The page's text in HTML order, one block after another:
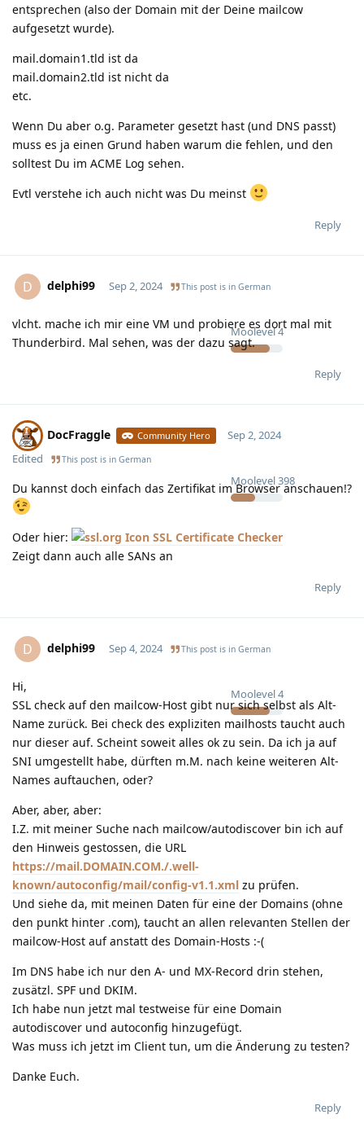
entsprechen (also der Domain mit der Deine mailcow
aufgesetzt wurde).
mail.domain1.tld ist da
mail.domain2.tld ist nicht da
etc.
Wenn Du aber o.g. Parameter gesetzt hast (und DNS passt)
muss es ja einen Grund haben warum die fehlen, und den
solltest Du im ACME Log sehen.
Evtl verstehe ich auch nicht was Du meinst
Reply
D delphi99
Moolevel4
Sep 2, 2024 This post is in German
vlcht. mache ich mir eine VM und probiere es dort mal mit
Thunderbird. Mal sehen, was der dazu sagt.
Reply
DocFraggle Community Hero
Moolevel398
Sep 2, 2024
Edited
This post is in German
Du kannst doch einfach das Zertifikat im Browser anschauen!?
Oder hier:
SSL Certificate Checker
Zeigt dann auch alle SANs an
Reply
D delphi99
Moolevel4
Sep 4, 2024 This post is in German
Hi,
SSL check auf den mailcow-Host gibt nur sich selbst als Alt-
Name zurück. Bei check des expliziten mailhosts taucht auch
nur dieser auf. Scheint soweit alles ok zu sein. Da ich ja auf
SNI umgestellt habe, dürften m.M. nach keine weiteren Alt-
Names auftauchen, oder?
Aber, aber, aber:
I.Z. mit meiner Suche nach mailcow/autodiscover bin ich auf
den Hinweis gestossen, die URL
https://mail.DOMAIN.COM./.well-
known/autoconfig/mail/config-v1.1.xml zu prüfen.
Und siehe da, mit meinen Daten für eine der Domains (ohne
den punkt hinter .com), taucht an allen relevanten Stellen der
mailcow-Host auf anstatt des Domain-Hosts :-(
Im DNS habe ich nur den A- und MX-Record drin stehen,
zusätzl. SPF und DKIM.
Ich habe nun jetzt mal testweise für eine Domain
autodiscover und autoconfig hinzugefügt.
Was muss ich jetzt im Client tun, um die Änderung zu testen?
Danke Euch.
Reply